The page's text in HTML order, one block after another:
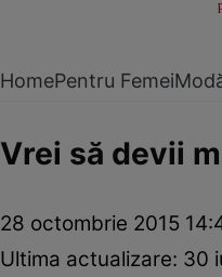
HomePentru Femei
Vrei să devii
28 octombrie 2015
Ultima actualizare: 30